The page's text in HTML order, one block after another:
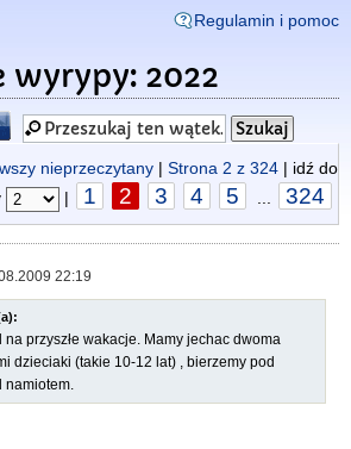
Regulamin i pomoc
wyrypy: 2022
nieprzeczytany | Strona 2 z 324 | idź do
| 1 2 3 4 5 324
22:19
przyszłe wakacje. Mamy jechac dwoma
dzieciaki (takie 10-12 lat) , bierzemy pod
namiotem.